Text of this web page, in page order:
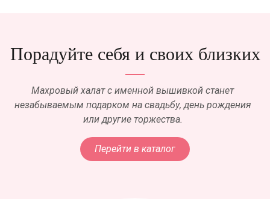
Порадуйте себя и своих близких
Махровый халат с именной вышивкой станет
незабываемым подарком на свадьбу, день рождения
или другие торжества.
Перейти в каталог